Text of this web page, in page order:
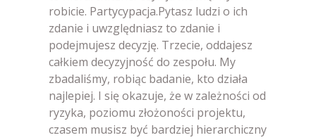
robicie. Partycypacja.Pytasz ludzi o ich
zdanie i uwzględniasz to zdanie i
podejmujesz decyzję. Trzecie, oddajesz
całkiem decyzyjność do zespołu. My
zbadaliśmy, robiąc badanie, kto działa
najlepiej. I się okazuje, że w zależności od
ryzyka, poziomu złożoności projektu,
czasem musisz być bardziej hierarchiczny